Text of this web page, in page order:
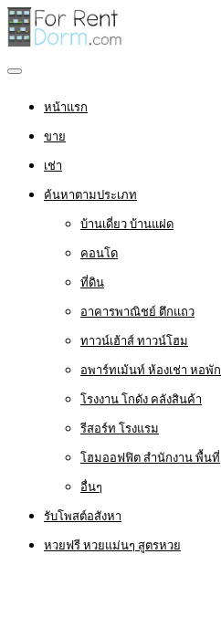
หน้าแรก
ขาย
เช่า
ค้นหาตามประเภท
บ้านเดี่ยว บ้านแฝด
คอนโด
ที่ดิน
อาคารพาณิชย์ ตึกแถว
ทาวน์เฮ้าส์ ทาวน์โฮม
อพาร์ทเม้นท์ ห้องเช่า หอพัก
โรงงาน โกดัง คลังสินค้า
รีสอร์ท โรงแรม
โฮมออฟฟิต สำนักงาน พื้นที่
อื่นๆ
รับโพสต์อสังหา
หวยฟรี หวยแม่นๆ สูตรหวย